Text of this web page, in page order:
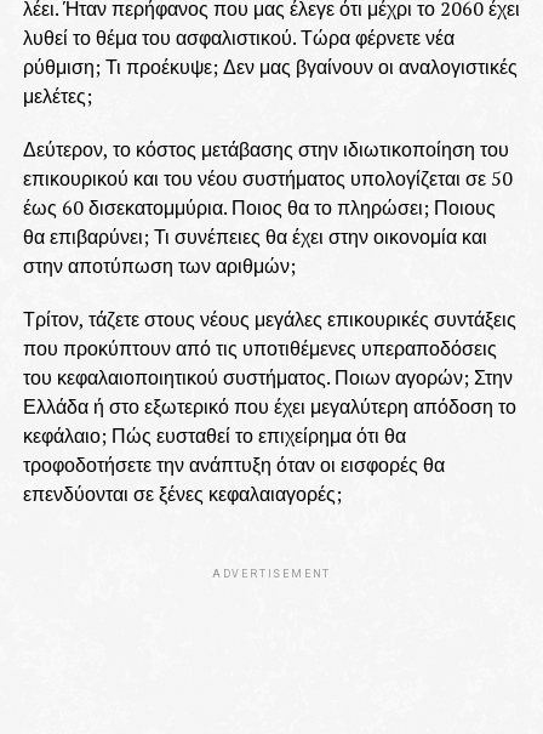
λέει. Ήταν περήφανος που μας έλεγε ότι μέχρι το 2060 έχει
λυθεί το θέμα του ασφαλιστικού. Τώρα φέρνετε νέα
ρύθμιση; Τι προέκυψε; Δεν μας βγαίνουν οι αναλογιστικές
μελέτες;
Δεύτερον, το κόστος μετάβασης στην ιδιωτικοποίηση του
επικουρικού και του νέου συστήματος υπολογίζεται σε 50
έως 60 δισεκατομμύρια. Ποιος θα το πληρώσει; Ποιους
θα επιβαρύνει; Τι συνέπειες θα έχει στην οικονομία και
στην αποτύπωση των αριθμών;
Τρίτον, τάζετε στους νέους μεγάλες επικουρικές συντάξεις
που προκύπτουν από τις υποτιθέμενες υπεραποδόσεις
του κεφαλαιοποιητικού συστήματος. Ποιων αγορών; Στην
Ελλάδα ή στο εξωτερικό που έχει μεγαλύτερη απόδοση το
κεφάλαιο; Πώς ευσταθεί το επιχείρημα ότι θα
τροφοδοτήσετε την ανάπτυξη όταν οι εισφορές θα
επενδύονται σε ξένες κεφαλαιαγορές;
ADVERTISEMENT